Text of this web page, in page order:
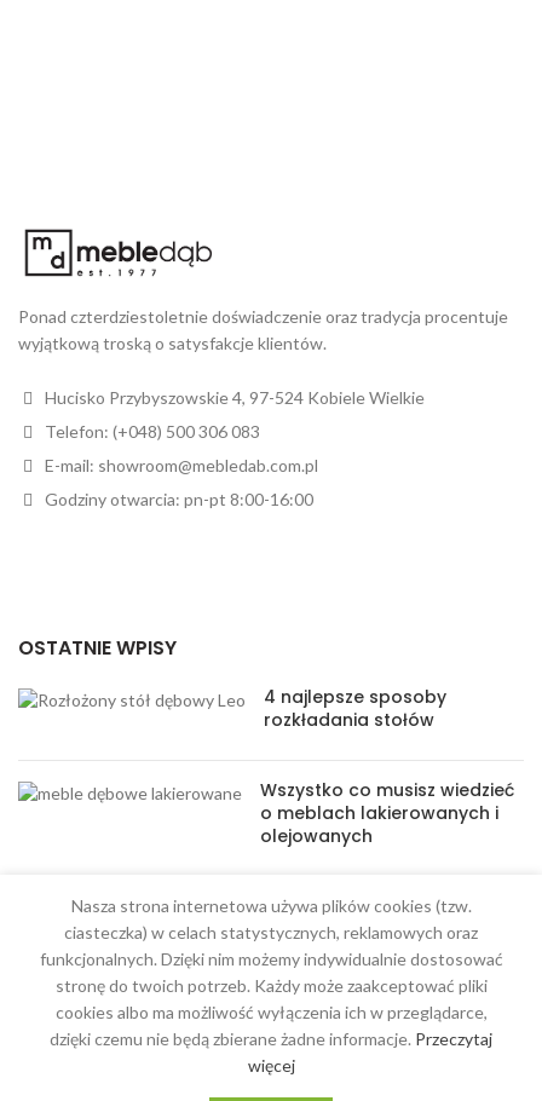
Ponad czterdziestoletnie doświadczenie oraz tradycja procentuje
wyjątkową troską o satysfakcje klientów.
Hucisko Przybyszowskie 4, 97-524 Kobiele Wielkie
Telefon: (+048) 500 306 083
E-mail: showroom@mebledab.com.pl
Godziny otwarcia: pn-pt 8:00-16:00
OSTATNIE WPISY
4 najlepsze sposoby
rozkładania stołów
Wszystko co musisz wiedzieć
o meblach lakierowanych i
olejowanych
MENU
Meble na wymiar
Nasza strona internetowa używa plików cookies (tzw.
ciasteczka) w celach statystycznych, reklamowych oraz
funkcjonalnych. Dzięki nim możemy indywidualnie dostosować
stronę do twoich potrzeb. Każdy może zaakceptować pliki
cookies albo ma możliwość wyłączenia ich w przeglądarce,
dzięki czemu nie będą zbierane żadne informacje. Przeczytaj
więcej